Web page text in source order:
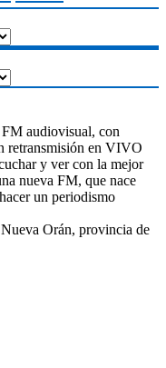
audiovisual, con
retransmisión en VIVO
y ver con la mejor
nueva FM, que nace
un periodismo
Orán, provincia de